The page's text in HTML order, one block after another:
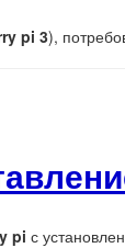
pi 3),
pi с